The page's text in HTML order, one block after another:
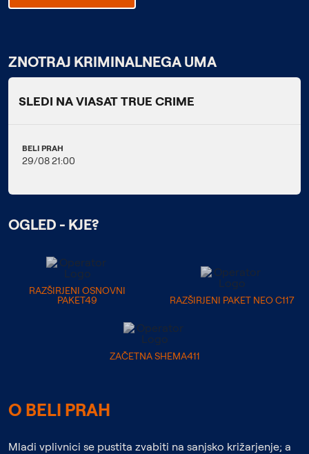
ZNOTRAJ KRIMINALNEGA UMA
SLEDI NA VIASAT TRUE CRIME
BELI PRAH
29/08 21:00
OGLED - KJE?
RAZŠIRJENI OSNOVNI
PAKET49
RAZŠIRJENI PAKET NEO C117
ZAČETNA SHEMA411
O BELI PRAH
Mladi vplivnici se pustita zvabiti na sanjsko križarjenje; a